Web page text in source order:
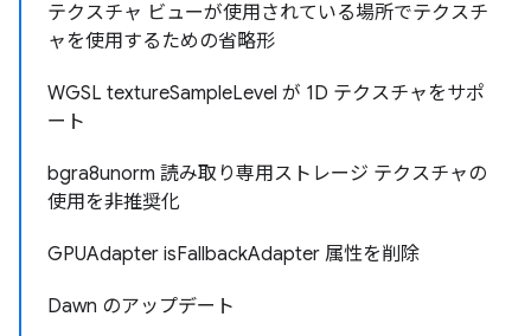
テクスチャ ビューが使用されている場所でテクスチ
ャを使用するための省略形
WGSL textureSampleLevel が 1D テクスチャをサポ
ート
bgra8unorm 読み取り専用ストレージ テクスチャの
使用を非推奨化
GPUAdapter isFallbackAdapter 属性を削除
Dawn のアップデート